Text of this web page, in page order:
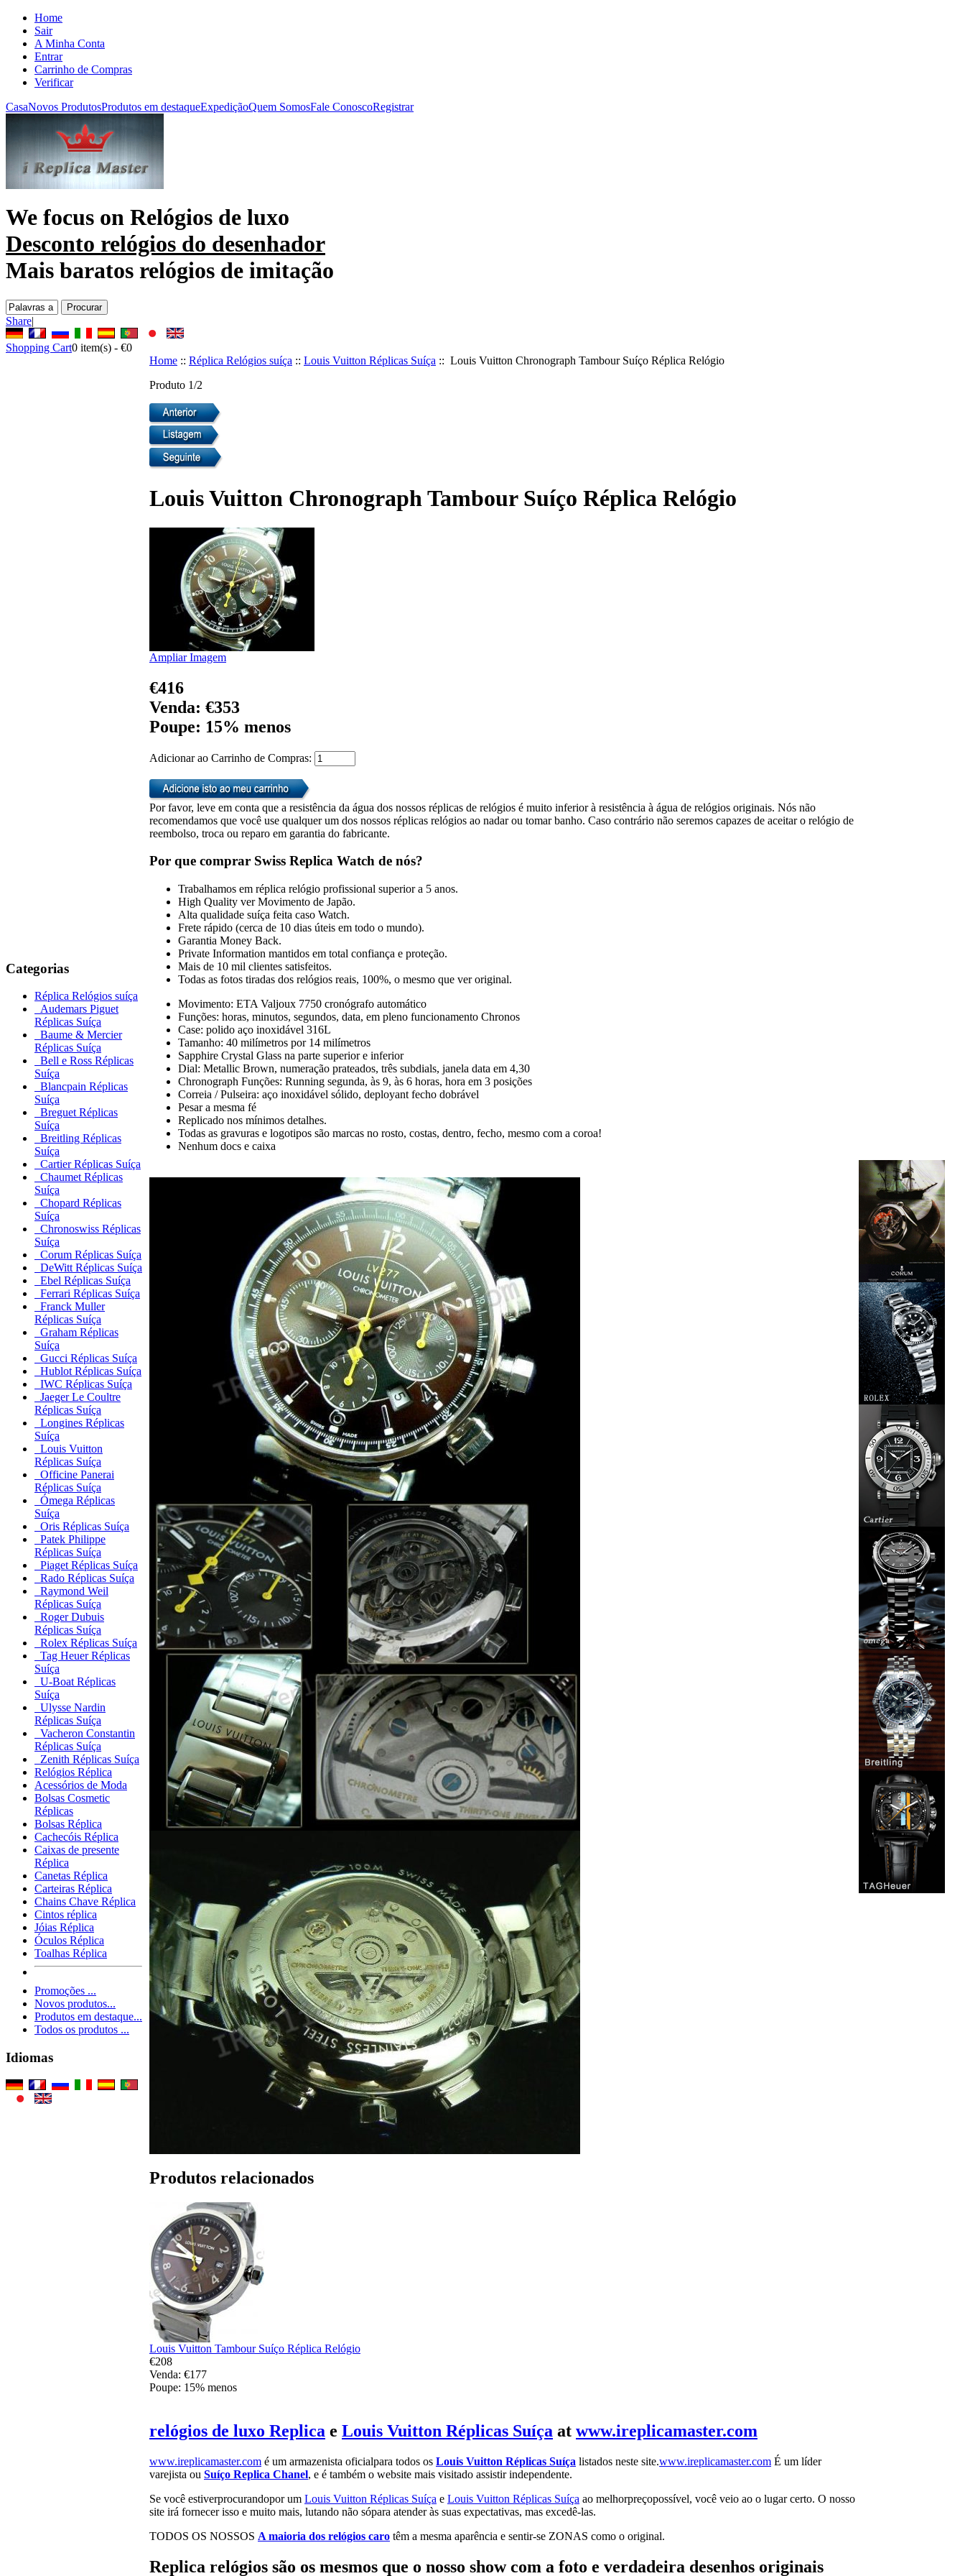
Home
Sair
A Minha Conta
Entrar
Carrinho de Compras
Verificar
CasaNovos ProdutosProdutos em destaqueExpediçãoQuem SomosFale ConoscoRegistrar
We focus on Relógios de luxo
Desconto relógios do desenhador
Mais baratos relógios de imitação
Share|
Shopping Cart0 item(s) - €0
Categorias
Réplica Relógios suíça
Audemars Piguet
Réplicas Suíça
Baume & Mercier
Réplicas Suíça
Bell e Ross Réplicas
Suíça
Blancpain Réplicas
Suíça
Breguet Réplicas
Suíça
Breitling Réplicas
Suíça
Cartier Réplicas Suíça
Chaumet Réplicas
Suíça
Chopard Réplicas
Suíça
Chronoswiss Réplicas
Suíça
Corum Réplicas Suíça
DeWitt Réplicas Suíça
Ebel Réplicas Suíça
Ferrari Réplicas Suíça
Franck Muller
Réplicas Suíça
Graham Réplicas
Suíça
Gucci Réplicas Suíça
Hublot Réplicas Suíça
IWC Réplicas Suíça
Jaeger Le Coultre
Réplicas Suíça
Longines Réplicas
Suíça
Louis Vuitton
Réplicas Suíça
Officine Panerai
Réplicas Suíça
Ómega Réplicas
Suíça
Oris Réplicas Suíça
Patek Philippe
Réplicas Suíça
Piaget Réplicas Suíça
Rado Réplicas Suíça
Raymond Weil
Réplicas Suíça
Roger Dubuis
Réplicas Suíça
Rolex Réplicas Suíça
Tag Heuer Réplicas
Suíça
U-Boat Réplicas
Suíça
Ulysse Nardin
Réplicas Suíça
Vacheron Constantin
Réplicas Suíça
Zenith Réplicas Suíça
Relógios Réplica
Acessórios de Moda
Bolsas Cosmetic
Réplicas
Bolsas Réplica
Cachecóis Réplica
Caixas de presente
Réplica
Canetas Réplica
Carteiras Réplica
Chains Chave Réplica
Cintos réplica
Jóias Réplica
Óculos Réplica
Toalhas Réplica
Promoções ...
Novos produtos...
Produtos em destaque...
Todos os produtos ...
Idiomas
Home :: Réplica Relógios suíça :: Louis Vuitton Réplicas Suíça :: Louis Vuitton Chronograph Tambour Suíço Réplica Relógio
Produto 1/2
Louis Vuitton Chronograph Tambour Suíço Réplica Relógio
Ampliar Imagem
€416
Venda: €353
Poupe: 15% menos
Adicionar ao Carrinho de Compras:
Por favor, leve em conta que a resistência da água dos nossos réplicas de relógios é muito inferior à resistência à água de relógios originais. Nós não
recomendamos que você use qualquer um dos nossos réplicas relógios ao nadar ou tomar banho. Caso contrário não seremos capazes de aceitar o relógio de
reembolso, troca ou reparo em garantia do fabricante.
Por que comprar Swiss Replica Watch de nós?
Trabalhamos em réplica relógio profissional superior a 5 anos.
High Quality ver Movimento de Japão.
Alta qualidade suíça feita caso Watch.
Frete rápido (cerca de 10 dias úteis em todo o mundo).
Garantia Money Back.
Private Information mantidos em total confiança e proteção.
Mais de 10 mil clientes satisfeitos.
Todas as fotos tiradas dos relógios reais, 100%, o mesmo que ver original.
Movimento: ETA Valjoux 7750 cronógrafo automático
Funções: horas, minutos, segundos, data, em pleno funcionamento Chronos
Case: polido aço inoxidável 316L
Tamanho: 40 milímetros por 14 milímetros
Sapphire Crystal Glass na parte superior e inferior
Dial: Metallic Brown, numeração prateados, três subdials, janela data em 4,30
Chronograph Funções: Running segunda, às 9, às 6 horas, hora em 3 posições
Correia / Pulseira: aço inoxidável sólido, deployant fecho dobrável
Pesar a mesma fé
Replicado nos mínimos detalhes.
Todas as gravuras e logotipos são marcas no rosto, costas, dentro, fecho, mesmo com a coroa!
Nenhum docs e caixa
Produtos relacionados
Louis Vuitton Tambour Suíço Réplica Relógio
€208
Venda: €177
Poupe: 15% menos
relógios de luxo Replica e Louis Vuitton Réplicas Suíça at www.ireplicamaster.com
www.ireplicamaster.com é um armazenista oficialpara todos os Louis Vuitton Réplicas Suíça listados neste site.www.ireplicamaster.com É um líder
varejista ou Suíço Replica Chanel, e é também o website mais visitado assistir independente.
Se você estiverprocurandopor um Louis Vuitton Réplicas Suíça e Louis Vuitton Réplicas Suíça ao melhorpreçopossível, você veio ao o lugar certo. O nosso
site irá fornecer isso e muito mais, lutando não sópara atender às suas expectativas, mas excedê-las.
TODOS OS NOSSOS A maioria dos relógios caro têm a mesma aparência e sentir-se ZONAS como o original.
Replica relógios são os mesmos que o nosso show com a foto e verdadeira desenhos originais